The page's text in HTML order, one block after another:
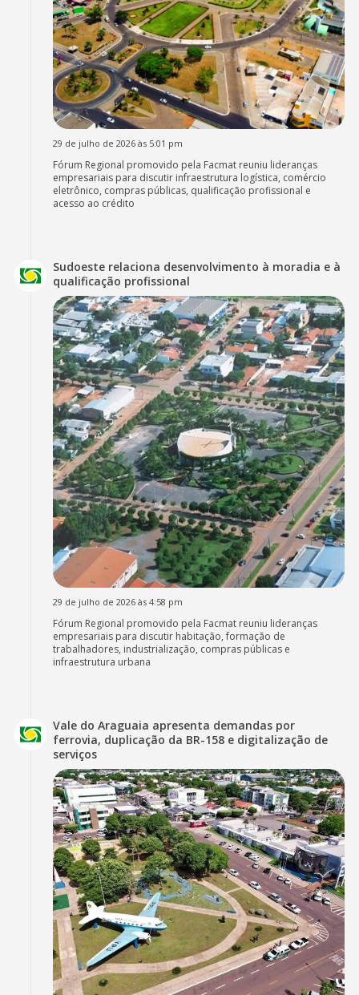
29 de julho de 2026 às 5:01 pm
Fórum Regional promovido pela Facmat reuniu lideranças
empresariais para discutir infraestrutura logística, comércio
eletrônico, compras públicas, qualificação profissional e
acesso ao crédito
Sudoeste relaciona desenvolvimento à moradia e à
qualificação profissional
29 de julho de 2026 às 4:58 pm
Fórum Regional promovido pela Facmat reuniu lideranças
empresariais para discutir habitação, formação de
trabalhadores, industrialização, compras públicas e
infraestrutura urbana
Vale do Araguaia apresenta demandas por
ferrovia, duplicação da BR-158 e digitalização de
serviços